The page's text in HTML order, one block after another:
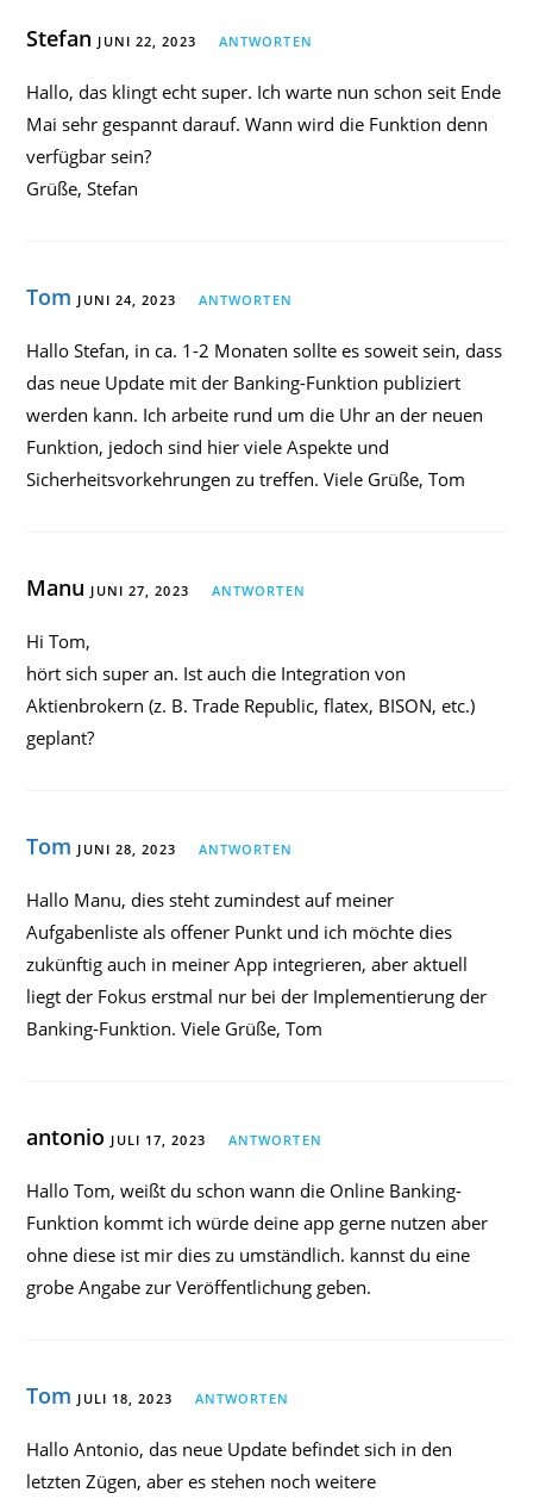
Stefan JUNI 22, 2023 ANTWORTEN
Hallo, das klingt echt super. Ich warte nun schon seit Ende
Mai sehr gespannt darauf. Wann wird die Funktion denn
verfügbar sein?
Grüße, Stefan
Tom JUNI 24, 2023 ANTWORTEN
Hallo Stefan, in ca. 1-2 Monaten sollte es soweit sein, dass
das neue Update mit der Banking-Funktion publiziert
werden kann. Ich arbeite rund um die Uhr an der neuen
Funktion, jedoch sind hier viele Aspekte und
Sicherheitsvorkehrungen zu treffen. Viele Grüße, Tom
Manu JUNI 27, 2023 ANTWORTEN
Hi Tom,
hört sich super an. Ist auch die Integration von
Aktienbrokern (z. B. Trade Republic, flatex, BISON, etc.)
geplant?
Tom JUNI 28, 2023 ANTWORTEN
Hallo Manu, dies steht zumindest auf meiner
Aufgabenliste als offener Punkt und ich möchte dies
zukünftig auch in meiner App integrieren, aber aktuell
liegt der Fokus erstmal nur bei der Implementierung der
Banking-Funktion. Viele Grüße, Tom
antonio JULI 17, 2023 ANTWORTEN
Hallo Tom, weißt du schon wann die Online Banking-
Funktion kommt ich würde deine app gerne nutzen aber
ohne diese ist mir dies zu umständlich. kannst du eine
grobe Angabe zur Veröffentlichung geben.
Tom JULI 18, 2023 ANTWORTEN
Hallo Antonio, das neue Update befindet sich in den
letzten Zügen, aber es stehen noch weitere